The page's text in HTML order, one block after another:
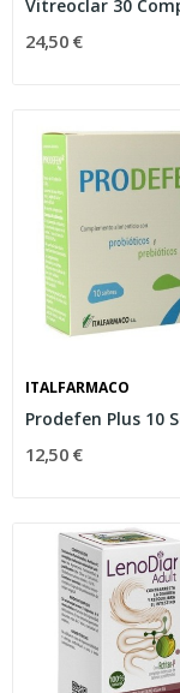
24,50 €
ITALFARMACO
Prodefen Plus 10
12,50 €